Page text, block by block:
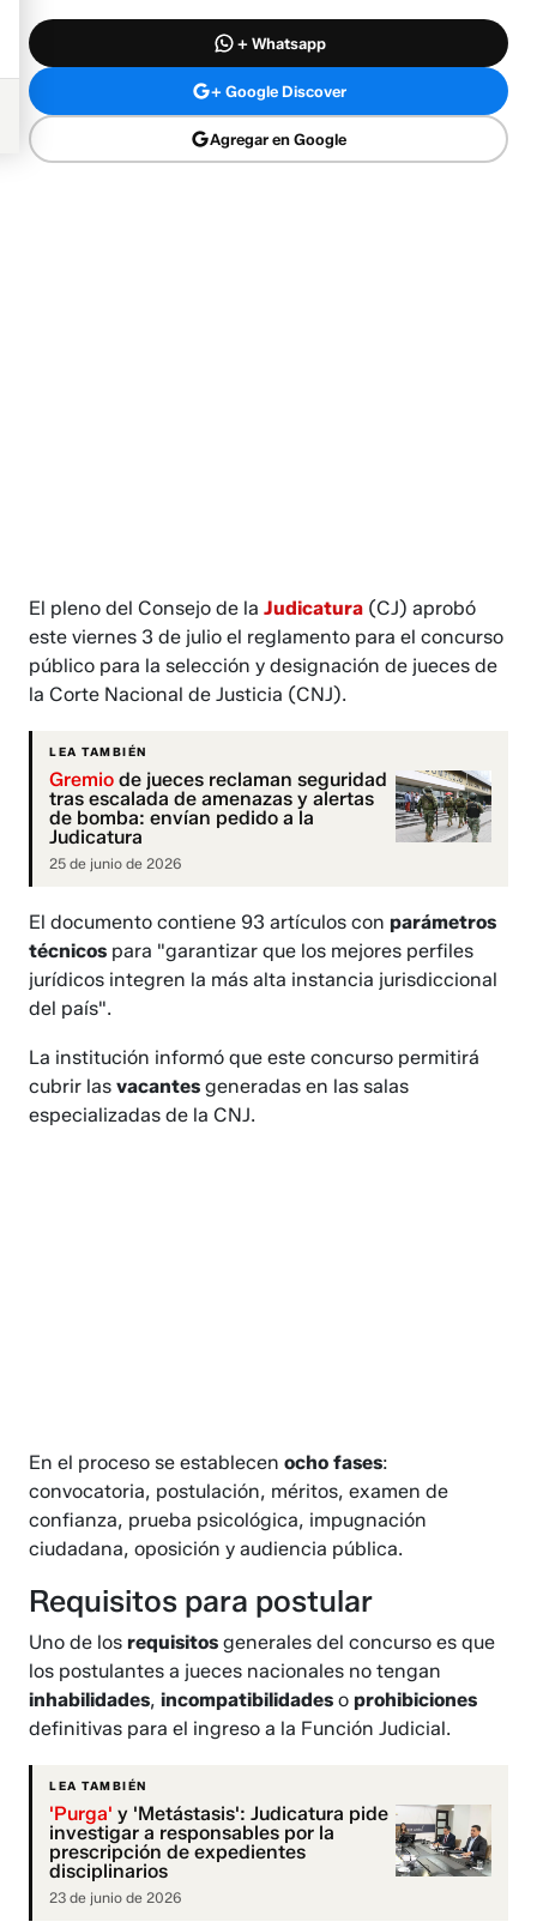
+ Whatsapp
+ Google Discover
Agregar en Google
El pleno del Consejo de laJudicatura (CJ) aprobó
este viernes 3 de julio el reglamento para el concurso
público para la selección y designación de jueces de
la Corte Nacional de Justicia (CNJ).
LEA TAMBIÉN
Gremio de jueces reclaman seguridad
tras escalada de amenazas y alertas
de bomba: envían pedido a la
Judicatura
25 de junio de 2026
El documento contiene 93 artículos conparámetros
técnicos para "garantizar que los mejores perfiles
jurídicos integren la más alta instancia jurisdiccional
del país".
La institución informó que este concurso permitirá
cubrir lasvacantes generadas en las salas
especializadas de la CNJ.
En el proceso se establecenocho fases:
convocatoria, postulación, méritos, examen de
confianza, prueba psicológica, impugnación
ciudadana, oposición y audiencia pública.
Requisitos para postular
Uno de losrequisitos generales del concurso es que
los postulantes a jueces nacionales no tengan
inhabilidades,incompatibilidades oprohibiciones
definitivas para el ingreso a la Función Judicial.
LEA TAMBIÉN
'Purga' y 'Metástasis': Judicatura pide
investigar a responsables por la
prescripción de expedientes
disciplinarios
23 de junio de 2026